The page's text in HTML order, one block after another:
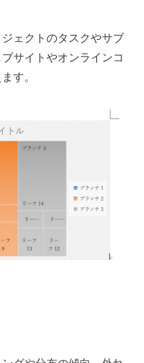
ェクトのタスクやサブ
サイトやオンラインコ
す。